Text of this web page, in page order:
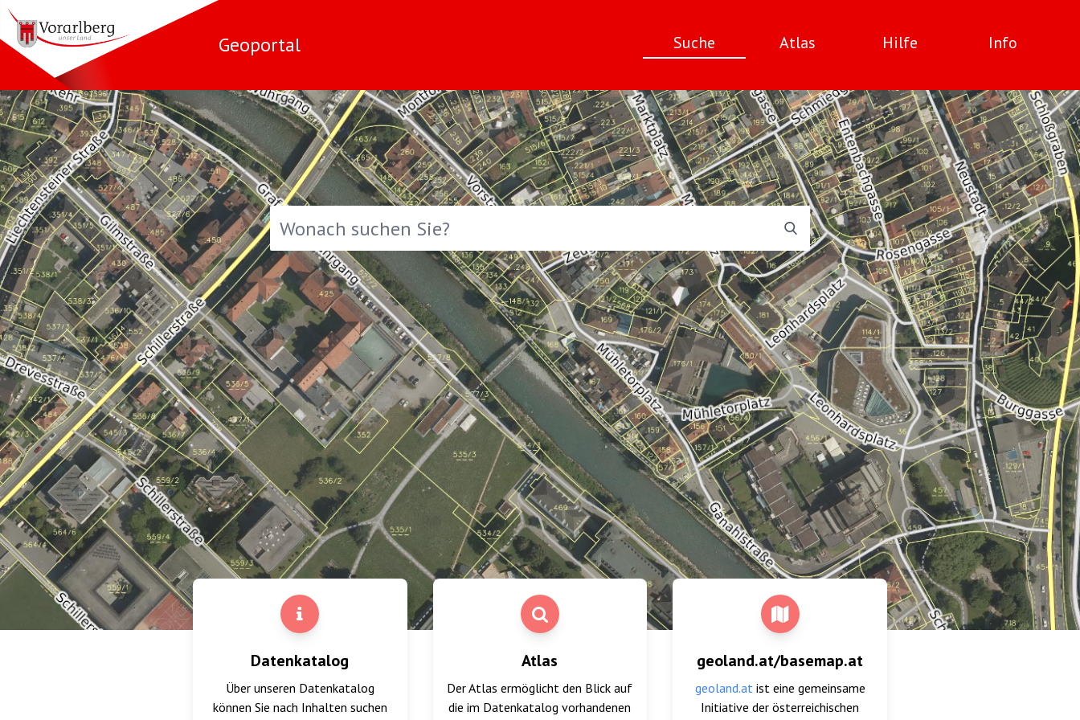
Geoportal Suche Atlas Hilfe Info
Datenkatalog
Über unseren Datenkatalog
können Sie nach Inhalten suchen
Atlas
Der Atlas ermöglicht den Blick auf
die im Datenkatalog vorhandenen
geoland.at/basemap.at
geoland.atist eine gemeinsame
Initiative der österreichischen